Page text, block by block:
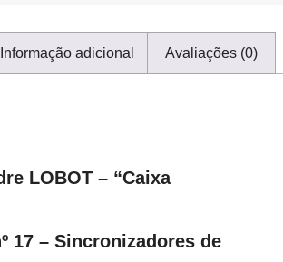
Informação adicional Avaliações (0)
LOBOT – “Caixa
17 – Sincronizadores de